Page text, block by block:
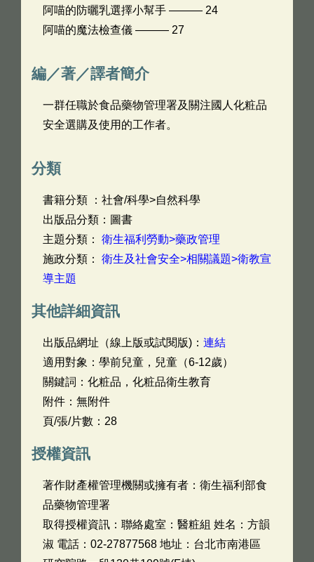
阿喵的防曬乳選擇小幫手 ——— 24
阿喵的魔法檢查儀 ——— 27
編／著／譯者簡介
一群任職於食品藥物管理署及關注國人化粧品
安全選購及使用的工作者。
分類
書籍分類 ：社會/科學>自然科學
出版品分類：圖書
主題分類： 衛生福利勞動>藥政管理
施政分類： 衛生及社會安全>相關議題>衛教宣
導主題
其他詳細資訊
出版品網址（線上版或試閱版)： 連結
適用對象：學前兒童，兒童（6-12歲）
關鍵詞：化粧品，化粧品衛生教育
附件：無附件
頁/張/片數：28
授權資訊
著作財產權管理機關或擁有者：衛生福利部食
品藥物管理署
取得授權資訊：聯絡處室：醫粧組 姓名：方韻
淑 電話：02-27877568 地址：台北市南港區